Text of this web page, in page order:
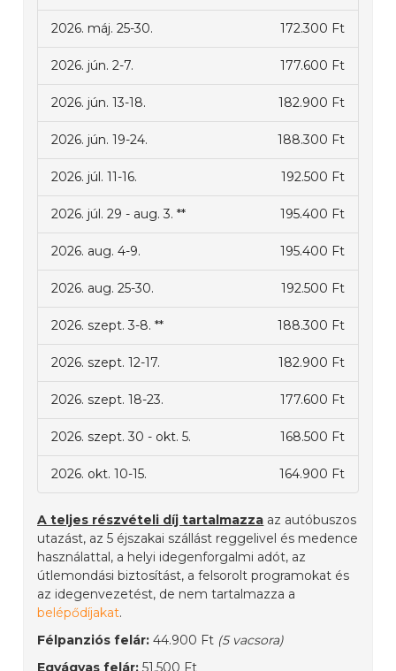
2026. máj. 25-30. 172.300 Ft
2026. jún. 2-7. 177.600 Ft
2026. jún. 13-18. 182.900 Ft
2026. jún. 19-24. 188.300 Ft
2026. júl. 11-16. 192.500 Ft
2026. júl. 29 - aug. 3. ** 195.400 Ft
2026. aug. 4-9. 195.400 Ft
2026. aug. 25-30. 192.500 Ft
2026. szept. 3-8. ** 188.300 Ft
2026. szept. 12-17. 182.900 Ft
2026. szept. 18-23. 177.600 Ft
2026. szept. 30 - okt. 5. 168.500 Ft
2026. okt. 10-15. 164.900 Ft
A teljes részvételi díj tartalmazza az autóbuszos
utazást, az 5 éjszakai szállást reggelivel és medence
használattal, a helyi idegenforgalmi adót, az
útlemondási biztosítást, a felsorolt programokat és
az idegenvezetést, de nem tartalmazza a
belépődíjakat.
Félpanziós felár: 44.900 Ft (5 vacsora)
Egyágyas felár: 51.500 Ft